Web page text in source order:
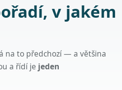
v jakém
na to předchozí — a většina
a řídí je jeden